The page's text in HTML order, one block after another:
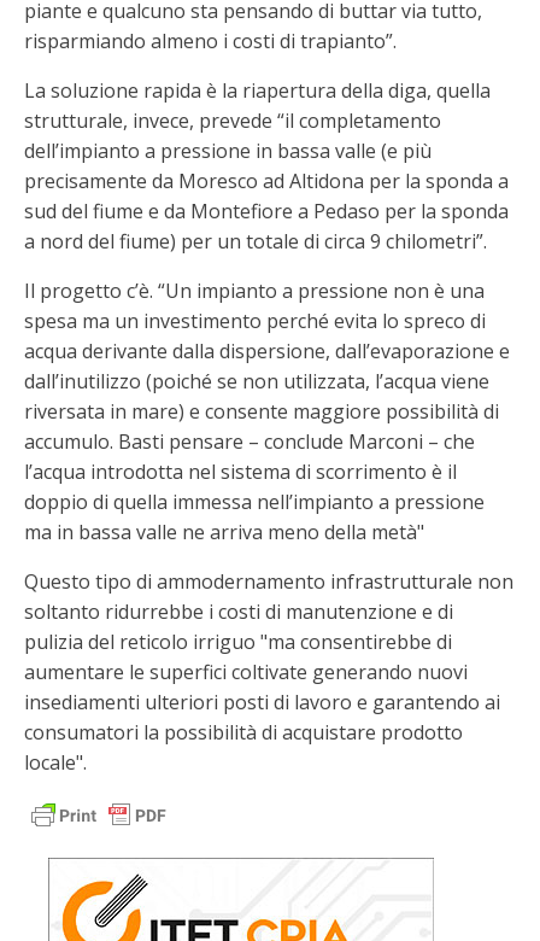
piante e qualcuno sta pensando di buttar via tutto,
risparmiando almeno i costi di trapianto”.
La soluzione rapida è la riapertura della diga, quella
strutturale, invece, prevede “il completamento
dell’impianto a pressione in bassa valle (e più
precisamente da Moresco ad Altidona per la sponda a
sud del fiume e da Montefiore a Pedaso per la sponda
a nord del fiume) per un totale di circa 9 chilometri”.
Il progetto c’è. “Un impianto a pressione non è una
spesa ma un investimento perché evita lo spreco di
acqua derivante dalla dispersione, dall’evaporazione e
dall’inutilizzo (poiché se non utilizzata, l’acqua viene
riversata in mare) e consente maggiore possibilità di
accumulo. Basti pensare – conclude Marconi – che
l’acqua introdotta nel sistema di scorrimento è il
doppio di quella immessa nell’impianto a pressione
ma in bassa valle ne arriva meno della metà"
Questo tipo di ammodernamento infrastrutturale non
soltanto ridurrebbe i costi di manutenzione e di
pulizia del reticolo irriguo "ma consentirebbe di
aumentare le superfici coltivate generando nuovi
insediamenti ulteriori posti di lavoro e garantendo ai
consumatori la possibilità di acquistare prodotto
locale".